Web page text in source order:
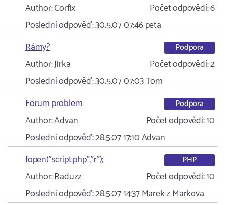
Author:Corfix Počet odpovědí:6
Poslední odpověď:30.5.07 07:46peta
Rámy?
Podpora
Author:Jirka Počet odpovědí:2
Poslední odpověď:30.5.07 07:03Tom
Forum problem
Podpora
Author:Advan Počet odpovědí:10
Poslední odpověď:28.5.07 17:10Advan
fopen("script.php","r");
PHP
Author:Raduzz Počet odpovědí:10
Poslední odpověď:28.5.07 14:37Marek z Markova